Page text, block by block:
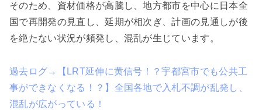
そのため、資材価格が高騰し、地方都市を中心に日本全
国で再開発の見直し、延期が相次ぎ、計画の見通しが後
を絶たない状況が頻発し、混乱が生じています。
過去ログ→【LRT延伸に黄信号！？宇都宮市でも公共工
事ができなくなる！？】全国各地で入札不調が乱発し、
混乱が広がっている！